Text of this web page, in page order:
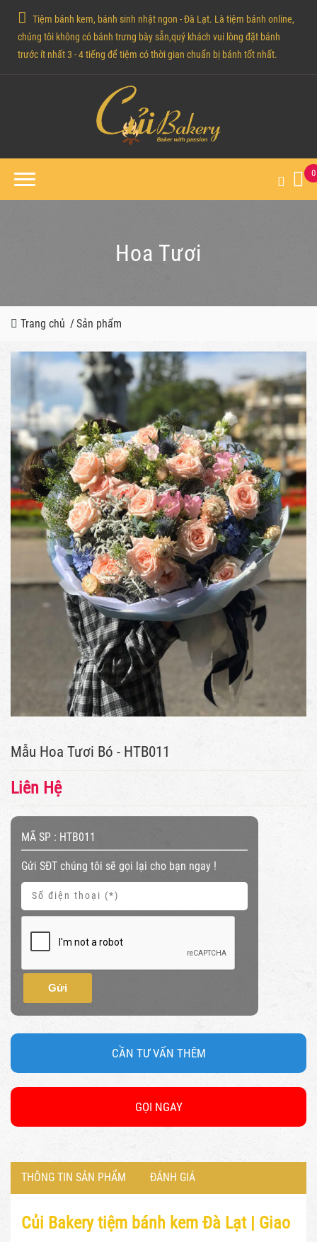
Tiệm bánh kem, bánh sinh nhật ngon - Đà Lạt. Là tiệm bánh online,
chúng tôi không có bánh trưng bày sẵn,quý khách vui lòng đặt bánh
trước ít nhất 3 - 4 tiếng để tiệm có thời gian chuẩn bị bánh tốt nhất.
0
Hoa Tươi
Trang chủ /Sản phẩm
Mẫu Hoa Tươi Bó - HTB011
Liên Hệ
MÃ SP : HTB011
Gửi SĐT chúng tôi sẽ gọi lại cho bạn ngay !
Gửi
CẦN TƯ VẤN THÊM
GỌI NGAY
THÔNG TIN SẢN PHẨM ĐÁNH GIÁ
Củi Bakery tiệm bánh kem Đà Lạt | Giao